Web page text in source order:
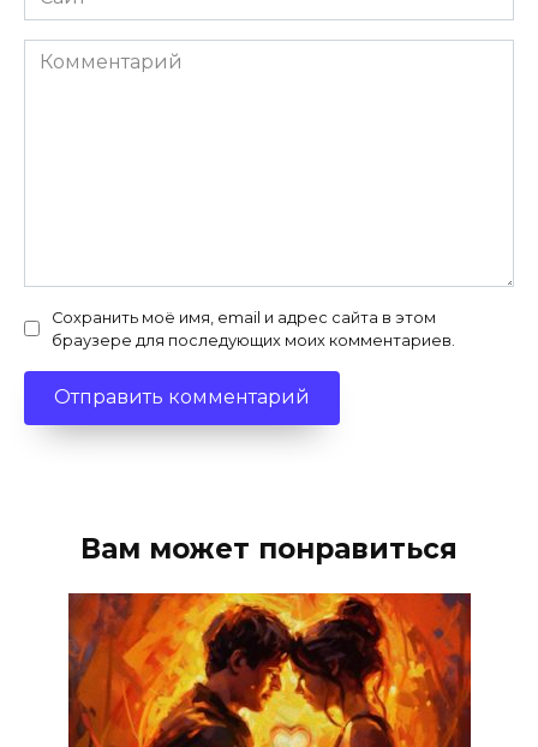
Комментарий
Сохранить моё имя, email и адрес сайта в этом
браузере для последующих моих комментариев.
Вам может понравиться